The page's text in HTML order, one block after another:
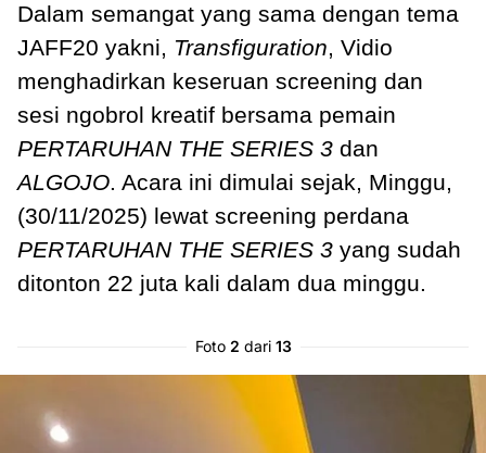
Dalam semangat yang sama dengan tema
JAFF20 yakni, Transfiguration, Vidio
menghadirkan keseruan screening dan
sesi ngobrol kreatif bersama pemain
PERTARUHAN THE SERIES 3 dan
ALGOJO. Acara ini dimulai sejak, Minggu,
(30/11/2025) lewat screening perdana
PERTARUHAN THE SERIES 3 yang sudah
ditonton 22 juta kali dalam dua minggu.
Foto 2 dari 13